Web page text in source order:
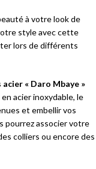
à votre look de
style avec cette
lors de différents
« Daro Mbaye »
acier inoxydable, le
et embellir vos
pourrez associer votre
colliers ou encore des